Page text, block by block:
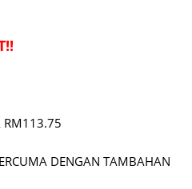
RM113.75
DENGAN TAMBAHAN